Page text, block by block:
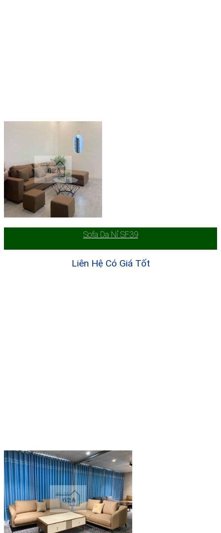
Sofa Da Nỉ SF39
Liên Hệ Có Giá Tốt